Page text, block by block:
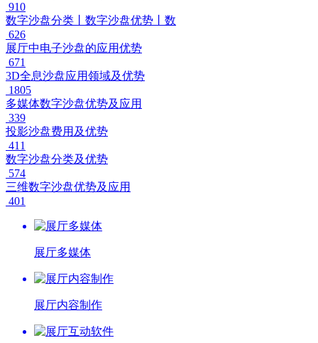
910
数字沙盘分类丨数字沙盘优势丨数
626
展厅中电子沙盘的应用优势
671
3D全息沙盘应用领域及优势
1805
多媒体数字沙盘优势及应用
339
投影沙盘费用及优势
411
数字沙盘分类及优势
574
三维数字沙盘优势及应用
401
展厅多媒体
展厅内容制作